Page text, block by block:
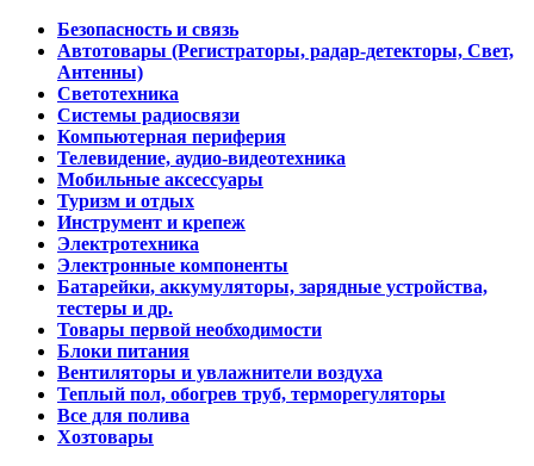
Безопасность и связь
Автотовары (Регистраторы, радар-детекторы, Свет,
Антенны)
Светотехника
Системы радиосвязи
Компьютерная периферия
Телевидение, аудио-видеотехника
Мобильные аксессуары
Туризм и отдых
Инструмент и крепеж
Электротехника
Электронные компоненты
Батарейки, аккумуляторы, зарядные устройства,
тестеры и др.
Товары первой необходимости
Блоки питания
Вентиляторы и увлажнители воздуха
Теплый пол, обогрев труб, терморегуляторы
Все для полива
Хозтовары